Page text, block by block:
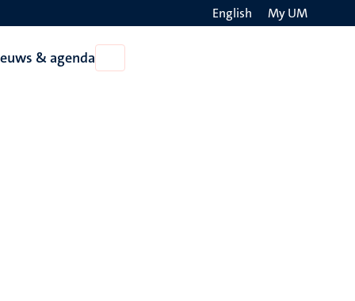
English My UM
& agenda
Nieuws